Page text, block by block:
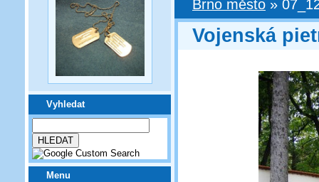
Vyhledat
Menu
Brno město »
Vojenská